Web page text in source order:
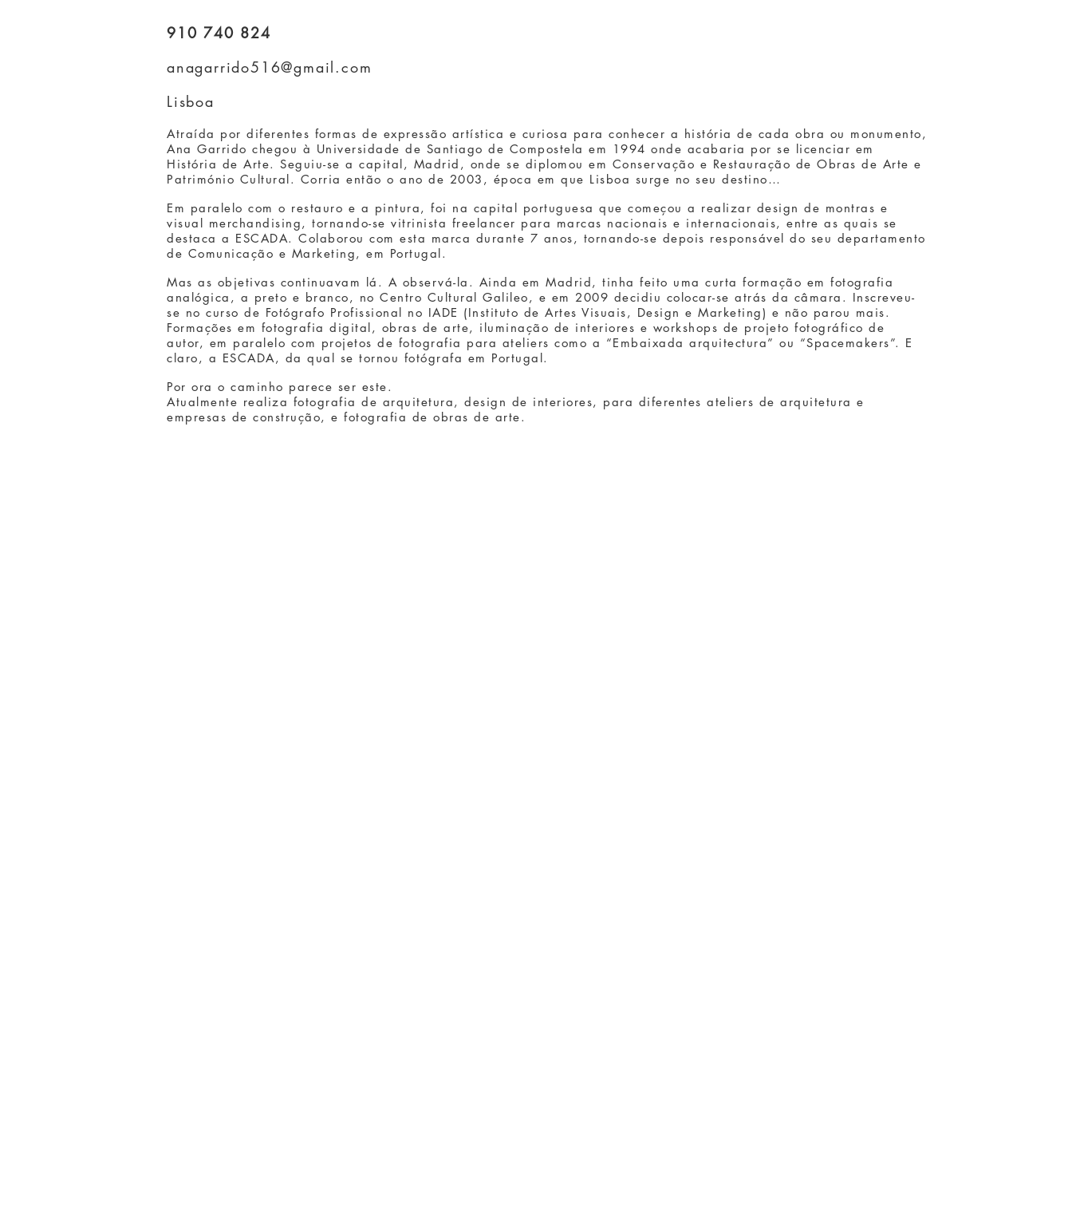
910 740 824
anagarrido516@gmail.com
Lisboa
Atraída por diferentes formas de expressão artística e curiosa para conhecer a história de cada obra ou monumento,
Ana Garrido chegou à Universidade de Santiago de Compostela em 1994 onde acabaria por se licenciar em
História de Arte. Seguiu-se a capital, Madrid, onde se diplomou em Conservação e Restauração de Obras de Arte e
Património Cultural. Corria então o ano de 2003, época em que Lisboa surge no seu destino…
Em paralelo com o restauro e a pintura, foi na capital portuguesa que começou a realizar design de montras e
visual merchandising, tornando-se vitrinista freelancer para marcas nacionais e internacionais, entre as quais se
destaca a ESCADA. Colaborou com esta marca durante 7 anos, tornando-se depois responsável do seu departamento
de Comunicação e Marketing, em Portugal.
Mas as objetivas continuavam lá. A observá-la. Ainda em Madrid, tinha feito uma curta formação em fotografia
analógica, a preto e branco, no Centro Cultural Galileo, e em 2009 decidiu colocar-se atrás da câmara. Inscreveu-
se no curso de Fotógrafo Profissional no IADE (Instituto de Artes Visuais, Design e Marketing) e não parou mais.
Formações em fotografia digital, obras de arte, iluminação de interiores e workshops de projeto fotográfico de
autor, em paralelo com projetos de fotografia para ateliers como a “Embaixada arquitectura” ou “Spacemakers”. E
claro, a ESCADA, da qual se tornou fotógrafa em Portugal.
Por ora o caminho parece ser este.
Atualmente realiza fotografia de arquitetura, design de interiores, para diferentes ateliers de arquitetura e
empresas de construção, e fotografia de obras de arte.